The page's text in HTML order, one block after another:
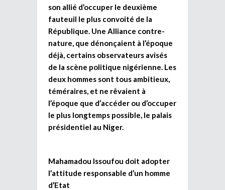
son allié d’occuper le deuxième
fauteuil le plus convoité de la
République. Une Alliance contre-
nature, que dénonçaient à l’époque
déjà, certains observateurs avisés
de la scène politique nigérienne. Les
deux hommes sont tous ambitieux,
téméraires, et ne rêvaient à
l’époque que d’accéder ou d’occuper
le plus longtemps possible, le palais
présidentiel au Niger.
Mahamadou Issoufou doit adopter
l’attitude responsable d’un homme
d’Etat